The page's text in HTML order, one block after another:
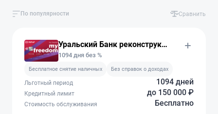
По популярности Сравнить
Уральский Банк реконструкции и развития
1094 дня без %
Бесплатное снятие наличных Без справок о доходах
1094 дней
Льготный период
до 150 000 ₽
Кредитный лимит
Бесплатно
Стоимость обслуживания